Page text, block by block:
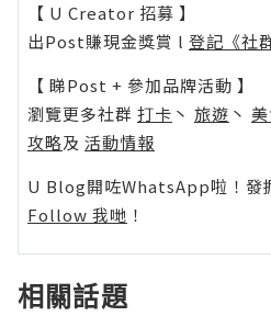
【 U Creator 招募 】
出Post賺現金獎賞 l 登記《社
【 睇Post + 參加品牌活動 】
瀏覽更多社群 打卡 丶 旅遊 丶
攻略及 活動情報
U Blog開咗WhatsApp啦！發
Follow 我哋 ！
相關話題